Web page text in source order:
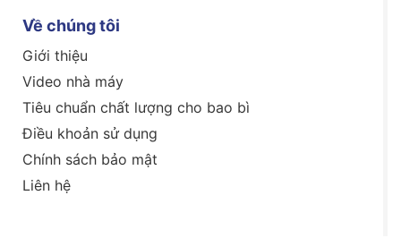
Về chúng tôi
Giới thiệu
Video nhà máy
Tiêu chuẩn chất lượng cho bao bì
Điều khoản sử dụng
Chính sách bảo mật
Liên hệ